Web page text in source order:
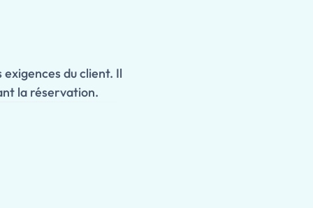
du client. Il
la réservation.